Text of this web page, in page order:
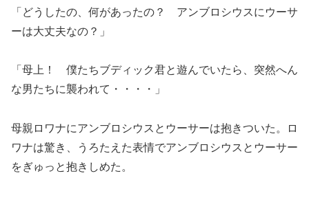
「どうしたの、何があったの？ アンブロシウスにウーサ
ーは大丈夫なの？」
「母上！ 僕たちブディック君と遊んでいたら、突然へん
な男たちに襲われて・・・・」
母親ロワナにアンブロシウスとウーサーは抱きついた。ロ
ワナは驚き、うろたえた表情でアンブロシウスとウーサー
をぎゅっと抱きしめた。